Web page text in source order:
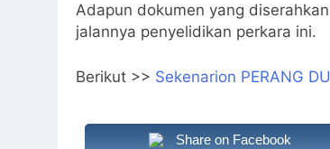
Adapun dokumen yang
jalannya penyelidikan perkara ini.
Berikut >> Sekenarion PERANG
Share on Facebook